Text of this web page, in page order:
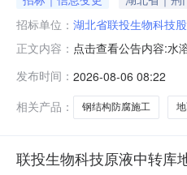
招标单位： 湖北省联投生物科技
正文内容： 点击查看公告内容:水
发布时间： 2026-08-06 08:22
相关产品：
钢结构防腐施工
联投生物科技原液中转库